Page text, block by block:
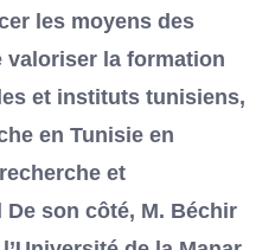
les moyens des
valoriser la formation
et instituts tunisiens,
en Tunisie en
et
son côté, M. Béchir